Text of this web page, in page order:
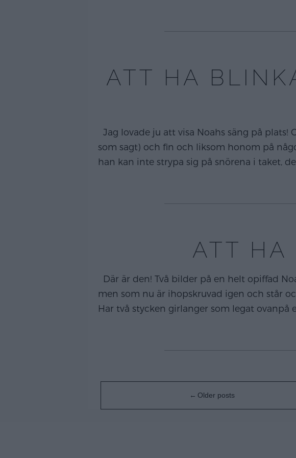
ATT HA
Jag lovade ju att visa Noahs säng på
som sagt) och fin och liksom honom på
han kan inte strypa sig på snörena i taket,
ATT HA
Där är den! Två bilder på en helt opiffad
men som nu är ihopskruvad igen och står
Har två stycken girlanger som legat ovanpå
navigation
Older posts